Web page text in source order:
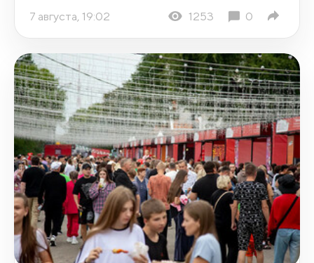
7 августа, 19:02 1253 0